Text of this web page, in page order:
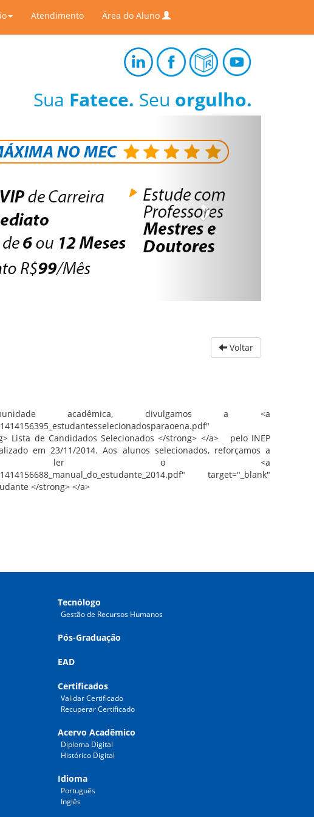
Atendimento Área do Aluno
Sua Fatece. Seu orgulho.
Voltar
acadêmica, divulgamos a <a
Lista de Candidados Selecionados </strong> </a> pelo INEP
em 23/11/2014. Aos alunos selecionados, reforçamos a
de ler o <a
target="_blank"
</strong> </a>
Tecnólogo
Gestão de Recursos Humanos
Pós-Graduação
EAD
Certificados
Validar Certificado
Recuperar Certificado
Acervo Acadêmico
Diploma Digital
Histórico Digital
Idioma
Português
Inglês